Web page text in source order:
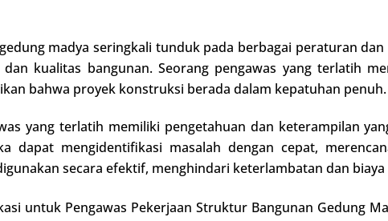
madya seringkali tunduk pada berbagai peraturan
kualitas bangunan. Seorang pengawas yang terlatih
bahwa proyek konstruksi berada dalam kepatuhan penuh.
yang terlatih memiliki pengetahuan dan keterampilan
dapat mengidentifikasi masalah dengan cepat,
secara efektif, menghindari keterlambatan dan
untuk Pengawas Pekerjaan Struktur Bangunan Gedung